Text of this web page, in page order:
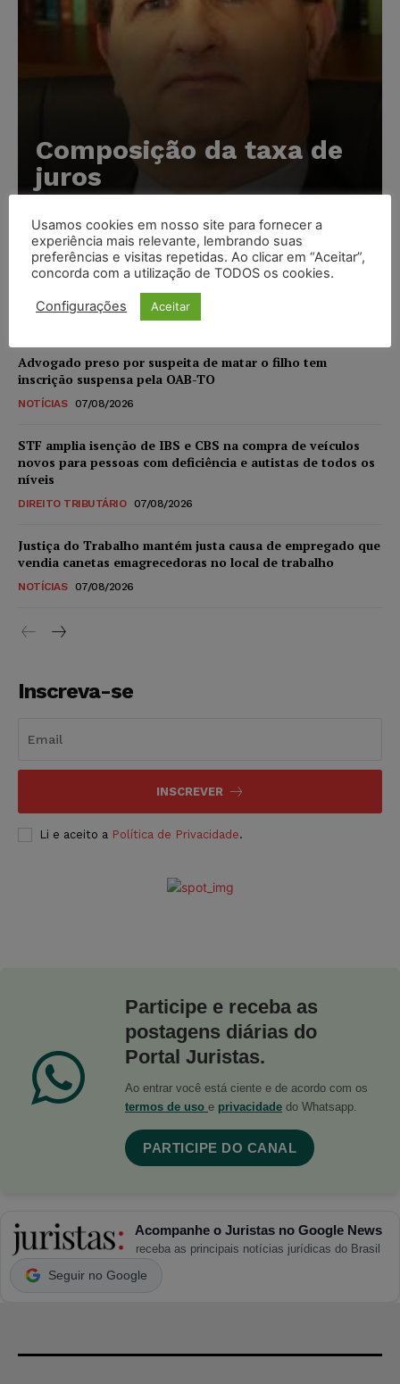
Composição da taxa de
juros
Meta é alvo de denúncia após anúncios com conteúdo
sexual infantil gerado por IA circularem em suas
Advogado preso por suspeita de matar o filho tem
inscrição suspensa pela OAB-TO
NOTÍCIAS 07/08/2026
STF amplia isenção de IBS e CBS na compra de veículos
novos para pessoas com deficiência e autistas de todos os
níveis
DIREITO TRIBUTÁRIO 07/08/2026
Justiça do Trabalho mantém justa causa de empregado que
vendia canetas emagrecedoras no local de trabalho
NOTÍCIAS 07/08/2026
Inscreva-se
INSCREVER
Li e aceito a Política de Privacidade.
Participe e receba as
postagens diárias do
Portal Juristas.
Ao entrar você está ciente e de acordo com os
termos de uso e privacidade do Whatsapp.
PARTICIPE DO CANAL
Acompanhe o Juristas no Google News
receba as principais notícias jurídicas do Brasil
Seguir no Google
Usamos cookies em nosso site para fornecer a
experiência mais relevante, lembrando suas
preferências e visitas repetidas. Ao clicar em “Aceitar”,
concorda com a utilização de TODOS os cookies.
Configurações Aceitar